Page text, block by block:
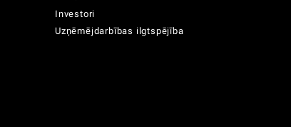
Investori
Uzņēmējdarbības ilgtspējība